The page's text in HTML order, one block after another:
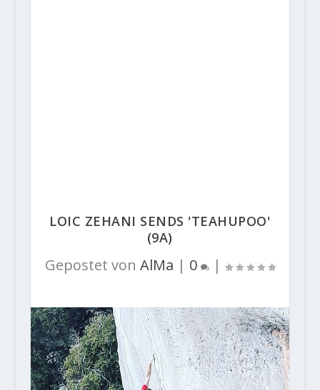
LOIC ZEHANI SENDS 'TEAHUPOO'
(9A)
Gepostet von AlMa | 0 |